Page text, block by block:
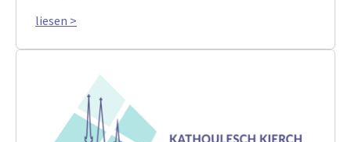
liesen >